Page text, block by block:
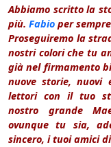
Abbiamo scritto la
più. Fabio per
Proseguiremo la
nostri colori che tu
già nel firmamento
nuove storie, nuovi
lettori con il tuo
nostro grande
ovunque tu sia,
sincero, i tuoi amici